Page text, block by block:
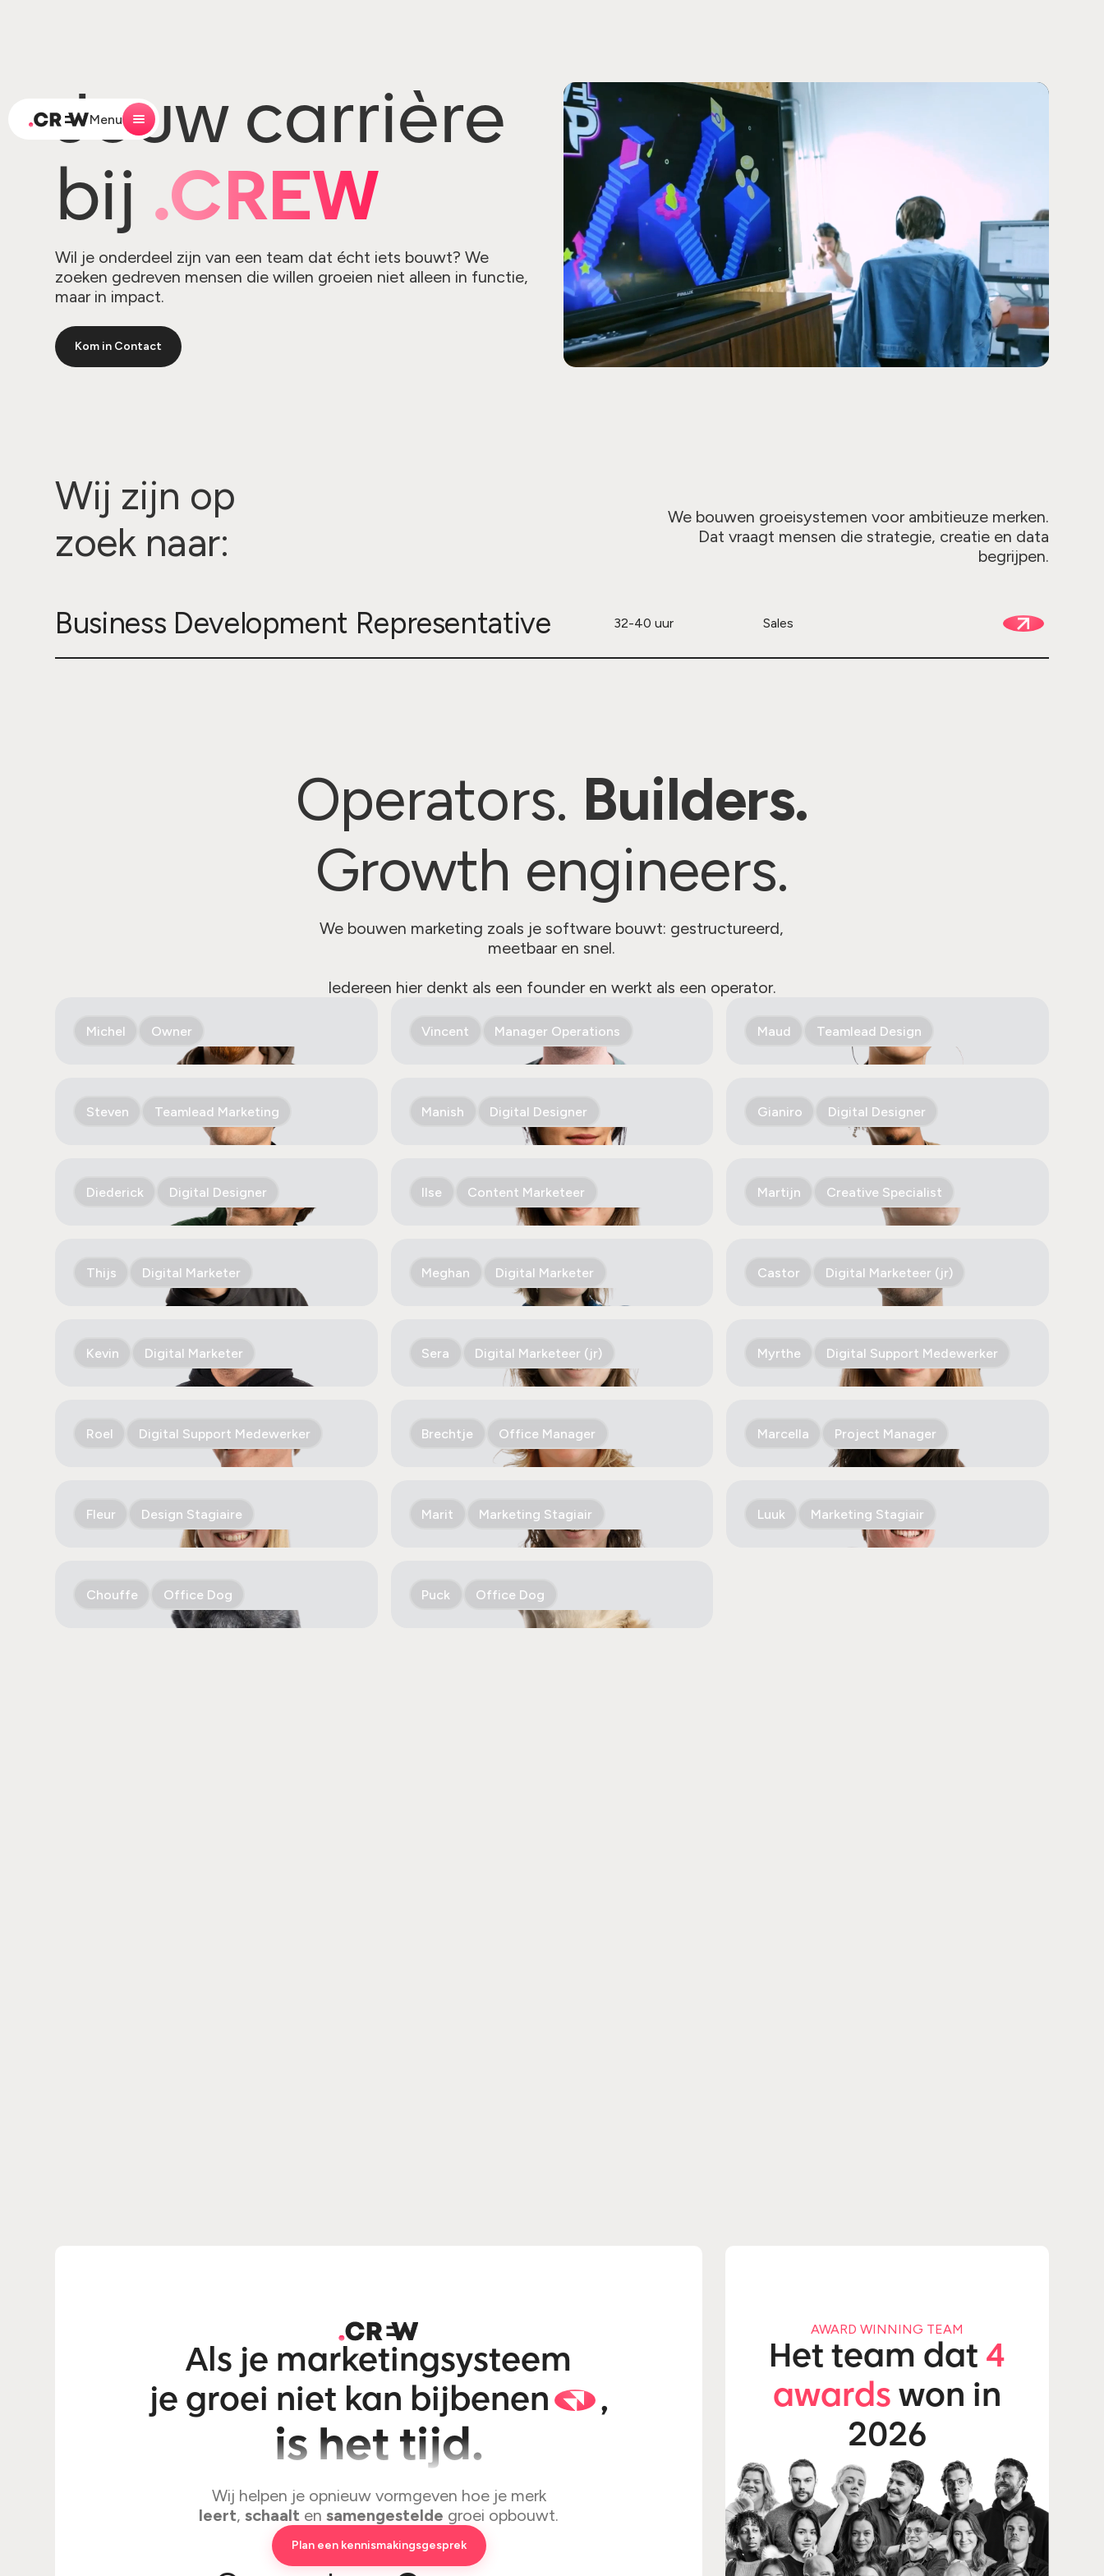
Menu
Jouw carrière
bij .CREW
Wil je onderdeel zijn van een team dat écht iets bouwt? We
zoeken gedreven mensen die willen groeien niet alleen in functie,
maar in impact.
Kom in Contact
Wij zijn op
zoek naar:
We bouwen groeisystemen voor ambitieuze merken.
Dat vraagt mensen die strategie, creatie en data
begrijpen.
Business Development Representative 32-40 uur Sales
Operators. Builders.
Growth engineers.
We bouwen marketing zoals je software bouwt: gestructureerd,
meetbaar en snel.
Iedereen hier denkt als een founder en werkt als een operator.
Michel Owner Vincent Manager Operations Maud Teamlead Design
Steven Teamlead Marketing Manish Digital Designer Gianiro Digital Designer
Diederick Digital Designer Ilse Content Marketeer Martijn Creative Specialist
Thijs Digital Marketer Meghan Digital Marketer Castor Digital Marketeer (jr)
Kevin Digital Marketer Sera Digital Marketeer (jr) Myrthe Digital Support Medewerker
Roel Digital Support Medewerker Brechtje Office Manager Marcella Project Manager
Fleur Design Stagiaire Marit Marketing Stagiair Luuk Marketing Stagiair
Chouffe Office Dog Puck Office Dog
Als je marketingsysteem
je groei niet kan bijbenen
,
is het tijd.
Wij helpen je opnieuw vormgeven hoe je merk
leert,schaalt ensamengestelde groei opbouwt.
Plan een kennismakingsgesprek
AWARD WINNING TEAM
Het team dat 4
awardswon in
2026